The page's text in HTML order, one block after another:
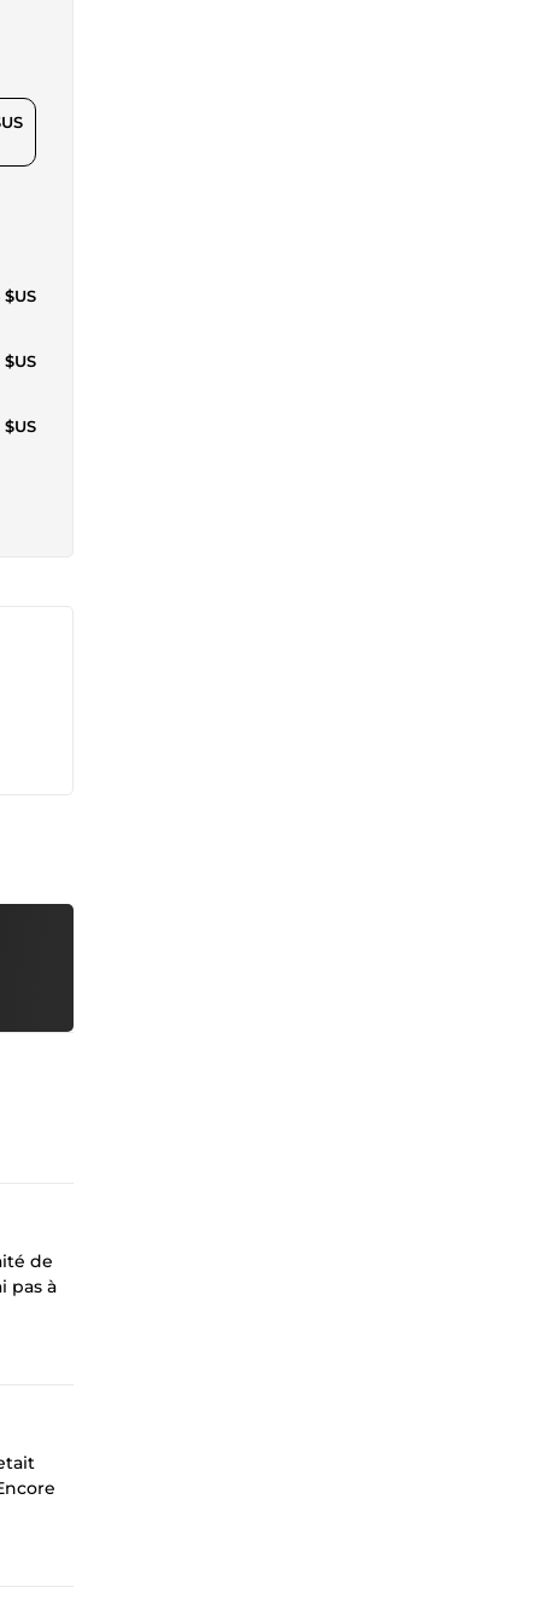
$US
$US
$US
de
pas à